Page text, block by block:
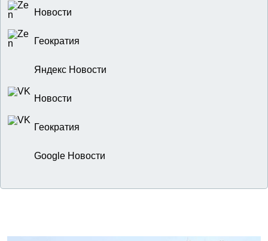
Новости
Геократия
Яндекс Новости
Новости
Геократия
Google Новости